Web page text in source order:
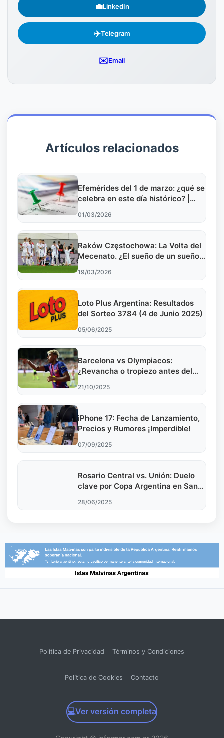
💼LinkedIn
✈️Telegram
✉️Email
Artículos relacionados
Efemérides del 1 de marzo: ¿qué se
celebra en este día histórico? |
01/03/2026
Raków Częstochowa: La Volta del
Mecenato. ¿El sueño de un sueño?
Liga Europa
19/03/2026
Loto Plus Argentina: Resultados
del Sorteo 3784 (4 de Junio 2025)
05/06/2025
Barcelona vs Olympiacos:
¿Revancha o tropiezo antes del
21/10/2025
iPhone 17: Fecha de Lanzamiento,
Precios y Rumores ¡Imperdible!
07/09/2025
Rosario Central vs. Unión: Duelo
clave por Copa Argentina en San
28/06/2025
Política de Privacidad Términos y Condiciones
Política de Cookies Contacto
💻Ver versión completa